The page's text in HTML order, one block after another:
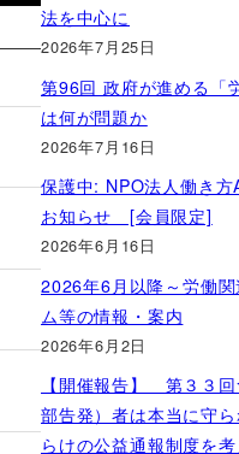
法を中心に
2026年7月25日
第96回 政府が進める「
は何が問題か
2026年7月16日
保護中: NPO法人働き
お知らせ [会員限定]
2026年6月16日
2026年6月以降～労働
ム等の情報・案内
2026年6月2日
【開催報告】 第３３
部告発）者は本当に守
らけの公益通報制度を考